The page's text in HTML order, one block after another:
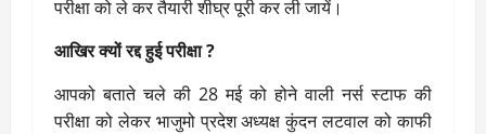
परीक्षा को ले कर तैयारी शीघ्र पूरी कर ली जायें।
आखिर क्यों रद्द हुई परीक्षा ?
आपको बताते चले की 28 मई को होने वाली नर्स स्टाफ की
परीक्षा को लेकर भाजुमो प्रदेश अध्यक्ष कुंदन लटवाल को काफी